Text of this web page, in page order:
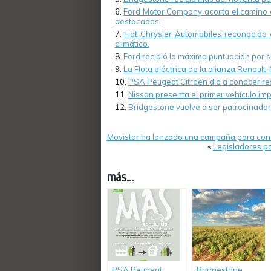
Ford Motor Company acorta el
destacados.
Fiat Chrysler Automobiles
climático.
Ford recibió la máxima puntuación por
La Flota eléctrica de la alianza
PSA Peugeot Citroën dio a conocer
Nissan presenta el primer vehículo
Bridgestone vuelve a ser
Movistar ha lanzado una campaña para
«Legisladores
más...